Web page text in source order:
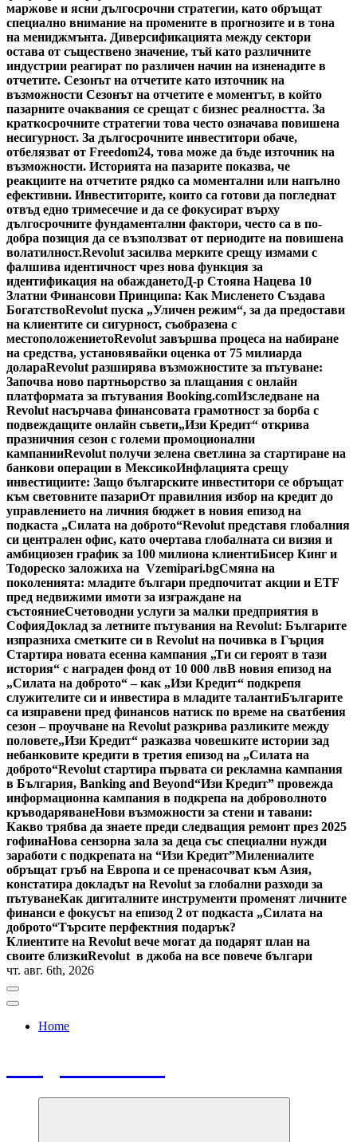
маржове и ясни дългосрочни стратегии, като обръщат
специално внимание на промените в прогнозите и в тона
на мениджмънта. Диверсификацията между сектори
остава от съществено значение, тъй като различните
индустрии реагират по различен начин на изненадите в
отчетите. Сезонът на отчетите като източник на
възможности Сезонът на отчетите е моментът, в който
пазарните очаквания се срещат с бизнес реалността. За
краткосрочните стратегии това често означава повишена
несигурност. За дългосрочните инвеститори обаче,
отбелязват от Freedom24, това може да бъде източник на
възможности. Историята на пазарите показва, че
реакциите на отчетите рядко са моментални или напълно
ефективни. Инвеститорите, които са готови да погледнат
отвъд едно тримесечие и да се фокусират върху
дългосрочните фундаментални фактори, често са в по-
добра позиция да се възползват от периодите на повишена
волатилност.Revolut засилва мерките срещу измами с
фалшива идентичност чрез нова функция за
идентификация на обажданетоД-р Стояна Нацева 10
Златни Финансови Принципа: Как Мисленето Създава
БогатствоRevolut пуска „Уличен режим“, за да предостави
на клиентите си сигурност, съобразена с
местоположениетоRevolut завършва процеса на набиране
на средства, установявайки оценка от 75 милиарда
долараRevolut разширява възможностите за пътуване:
Започва ново партньорство за плащания с онлайн
платформата за пътувания Booking.comИзследване на
Revolut насърчава финансовата грамотност за борба с
подвеждащите онлайн съвети„Изи Кредит“ открива
празничния сезон с големи промоционални
кампанииRevolut получи зелена светлина за стартиране на
банкови операции в МексикоИнфлацията срещу
инвестициите: Защо българските инвеститори се обръщат
към световните пазариОт правилния избор на кредит до
управлението на личния бюджет в новия епизод на
подкаста „Силата на доброто“Revolut представя глобалния
си централен офис, като очертава глобалната си визия и
амбициозен график за 100 милиона клиентиБисер Кинг и
Тодореско заложиха на Vzemipari.bgСмяна на
поколенията: младите българи предпочитат акции и ETF
пред недвижими имоти за изграждане на
състояниеСчетоводни услуги за малки предприятия в
СофияДоклад за летните пътувания на Revolut: Българите
изпразниха сметките си в Revolut на почивка в Гърция
Стартира новата есенна кампания „Ти си героят в тази
история“ с награден фонд от 10 000 лвВ новия епизод на
„Силата на доброто“ – как „Изи Кредит“ подкрепя
служителите си и инвестира в младите талантиБългарите
са изправени пред финансов натиск по време на сватбения
сезон – проучване на Revolut разкрива разликите между
половете„Изи Кредит“ разказва човешките истории зад
небанковите кредити в третия епизод на „Силата на
доброто“Revolut стартира първата си рекламна кампания
в България, Banking and Beyond“Изи Кредит” провежда
информационна кампания в подкрепа на доброволното
кръводаряванеНови възможности за стени и тавани:
Какво трябва да знаете преди следващия ремонт през 2025
гофинаНова сензорна зала за деца със специални нужди
заработи с подкрепата на “Изи Кредит”Милениалите
обръщат гръб на Европа и се пренасочват към Азия,
констатира докладът на Revolut за глобални разходи за
пътуванеКак дигиталните инструменти променят личните
финанси е фокусът на епизод 2 от подкаста „Силата на
доброто“Търсите перфектния подарък?
Клиентите на Revolut вече могат да подарят план на
своите близкиRevolut в джоба на все повече българи
чт. авг. 6th, 2026
Home